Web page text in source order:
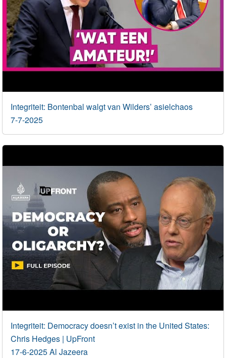
Integriteit: Bontenbal walgt van Wilders’ asielchaos
7-7-2025
Integriteit: Democracy doesn’t exist in the United States:
Chris Hedges | UpFront
17-6-2025 Al Jazeera